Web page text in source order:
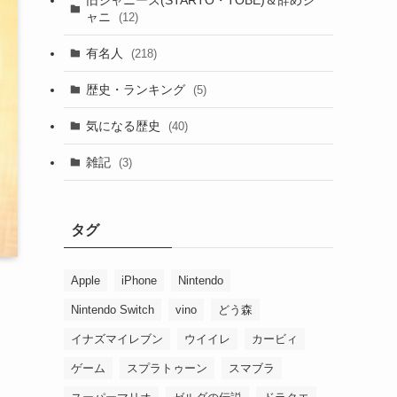
ャニ
(12)
有名人 (218)
歴史・ランキング (5)
気になる歴史 (40)
雑記 (3)
タグ
Apple iPhone Nintendo
Nintendo Switch vino どう森
イナズマイレブン ウイイレ カービィ
ゲーム スプラトゥーン スマブラ